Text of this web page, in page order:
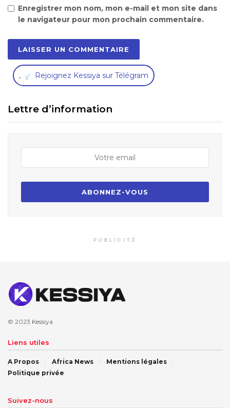
Enregistrer mon nom, mon e-mail et mon site dans
le navigateur pour mon prochain commentaire.
, Rejoignez Kessiya sur Télégram
Lettre d’information
PUBLICITÉ
© 2023 Kessiya
Liens utiles
A Propos Africa News
Mentions légales
Politique privée
Suivez-nous